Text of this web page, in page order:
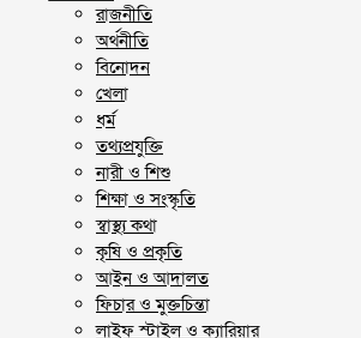
রাজনীতি
অর্থনীতি
বিনোদন
খেলা
ধর্ম
তথ্যপ্রযুক্তি
নারী ও শিশু
শিক্ষা ও সংস্কৃতি
স্বাস্থ্য কথা
কৃষি ও প্রকৃতি
আইন ও আদালত
ফিচার ও মুক্তচিন্তা
লাইফ স্টাইল ও ক্যারিয়ার